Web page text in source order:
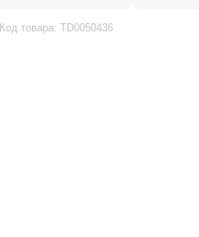
Код товара: TD0050436